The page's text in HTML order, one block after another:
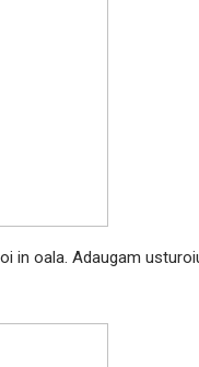
in oala. Adaugam